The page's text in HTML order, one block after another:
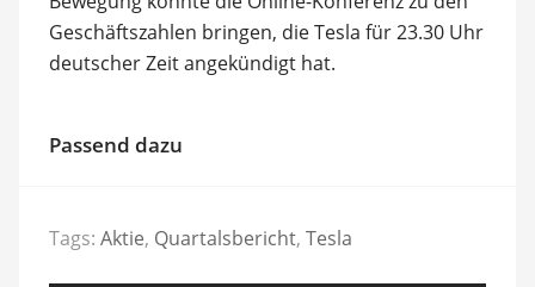
Geschäftszahlen bringen, die Tesla für 23.30 Uhr
deutscher Zeit angekündigt hat.
Passend dazu
Tags: Aktie, Quartalsbericht, Tesla